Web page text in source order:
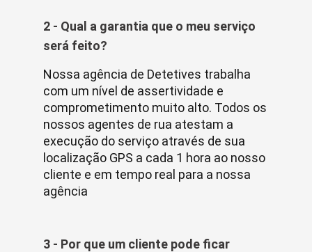
2 - Qual a garantia que o meu serviço
será feito?
Nossa agência de Detetives trabalha
com um nível de assertividade e
comprometimento muito alto. Todos os
nossos agentes de rua atestam a
execução do serviço através de sua
localização GPS a cada 1 hora ao nosso
cliente e em tempo real para a nossa
agência
3 - Por que um cliente pode ficar